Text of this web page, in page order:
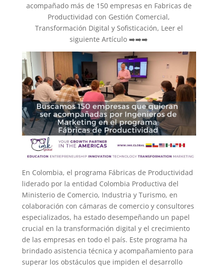
acompañado más de 150 empresas en Fabricas de
Productividad con Gestión Comercial,
Transformación Digital y Sofisticación, Leer el
siguiente Artículo ➡️➡️➡️
En Colombia, el programa Fábricas de Productividad
liderado por la entidad Colombia Productiva del
Ministerio de Comercio, Industria y Turismo, en
colaboración con cámaras de comercio y consultores
especializados, ha estado desempeñando un papel
crucial en la transformación digital y el crecimiento
de las empresas en todo el país. Este programa ha
brindado asistencia técnica y acompañamiento para
superar los obstáculos que impiden el desarrollo